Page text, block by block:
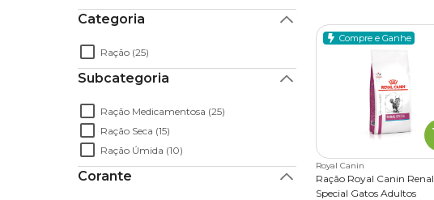
Categoria
Ração (25)
Subcategoria
Ração Medicamentosa (25)
Ração Seca (15)
Ração Úmida (10)
Corante
Compre e Ganhe
Royal Canin
Ração Royal Canin Renal
Special Gatos Adultos